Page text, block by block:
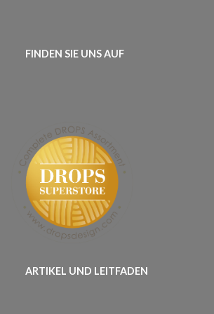
FINDEN SIE UNS AUF
ARTIKEL UND LEITFADEN